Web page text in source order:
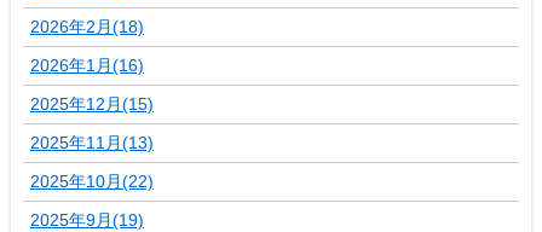
2026年2月(18)
2026年1月(16)
2025年12月(15)
2025年11月(13)
2025年10月(22)
2025年9月(19)